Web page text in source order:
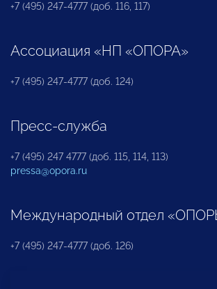
+7 (495) 247-4777 (доб. 116, 117)
Ассоциация «НП «ОПОРА»
+7 (495) 247-4777 (доб. 124)
Пресс-служба
+7 (495) 247 4777 (доб. 115, 114, 113)
pressa@opora.ru
Международный отдел
+7 (495) 247-4777 (доб. 126)